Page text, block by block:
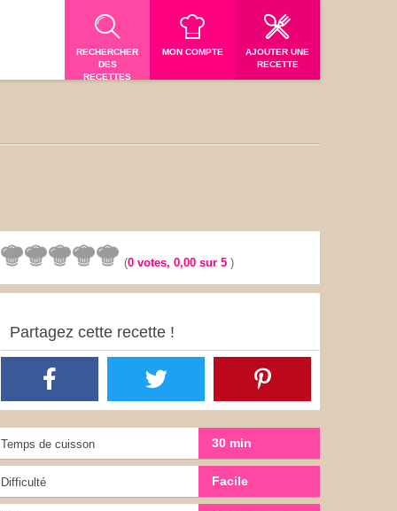
RECHERCHER
DES
RECETTES
MON COMPTE
AJOUTER UNE
RECETTE
(0 votes,0,00 sur 5)
Partagez cette recette !
Temps de cuisson 30 min
Difficulté Facile